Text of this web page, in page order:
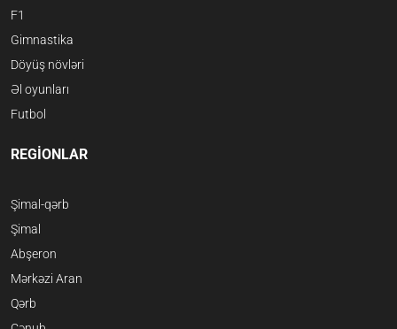
F1
Gimnastika
Döyüş növləri
Əl oyunları
Futbol
REGİONLAR
Şimal-qərb
Şimal
Abşeron
Mərkəzi Aran
Qərb